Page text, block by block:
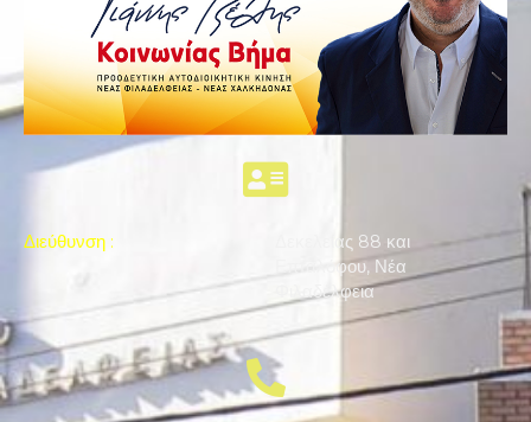
Διεύθυνση :
Δεκελείας 88 και
Επταλόφου, Νέα
Φιλαδέλφεια